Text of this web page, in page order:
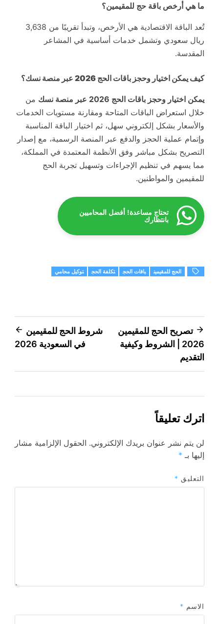
ما هي أرخص باقة حج للمقيمين؟
تُعد الباقة الاقتصادية هي الأرخص، وتبدأ تقريبًا من 3,638
ريال سعودي وتشمل خدمات أساسية في المشاعر
المقدسة.
كيف يمكن اختيار وحجز باقات الحج 2026 عبر منصة نسك؟
يمكن اختيار وحجز باقات الحج 2026 عبر منصة نسك
من
خلال استعراض الباقات المتاحة ومقارنة مستويات الخدمات
والأسعار بشكل إلكتروني سهل، ثم اختيار الباقة المناسبة
وإتمام عملية الحجز والدفع عبر المنصة الرسمية، مع إصدار
التصريح بشكل مباشر وفق الأنظمة المعتمدة في المملكة،
مما يسهم في تنظيم الإجراءات وتسهيل تجربة الحج
للمقيمين والمواطنين.
تحتاج مساعدة! أفضل المحاميين
بانتظارك
الحج للمقيمين باقات الحج تكلفة الحج توكيل محامي
تصفّح
المقالات
تصريح الحج للمقيمين
2026 | الشروط وكيفية
التقديم
شروط الحج للمقيمين
في السعودية 2026
اترك تعليقاً
لن يتم نشر عنوان بريدك الإلكتروني. الحقول الإلزامية مشار
إليها بـ *
التعليق *
الاسم *